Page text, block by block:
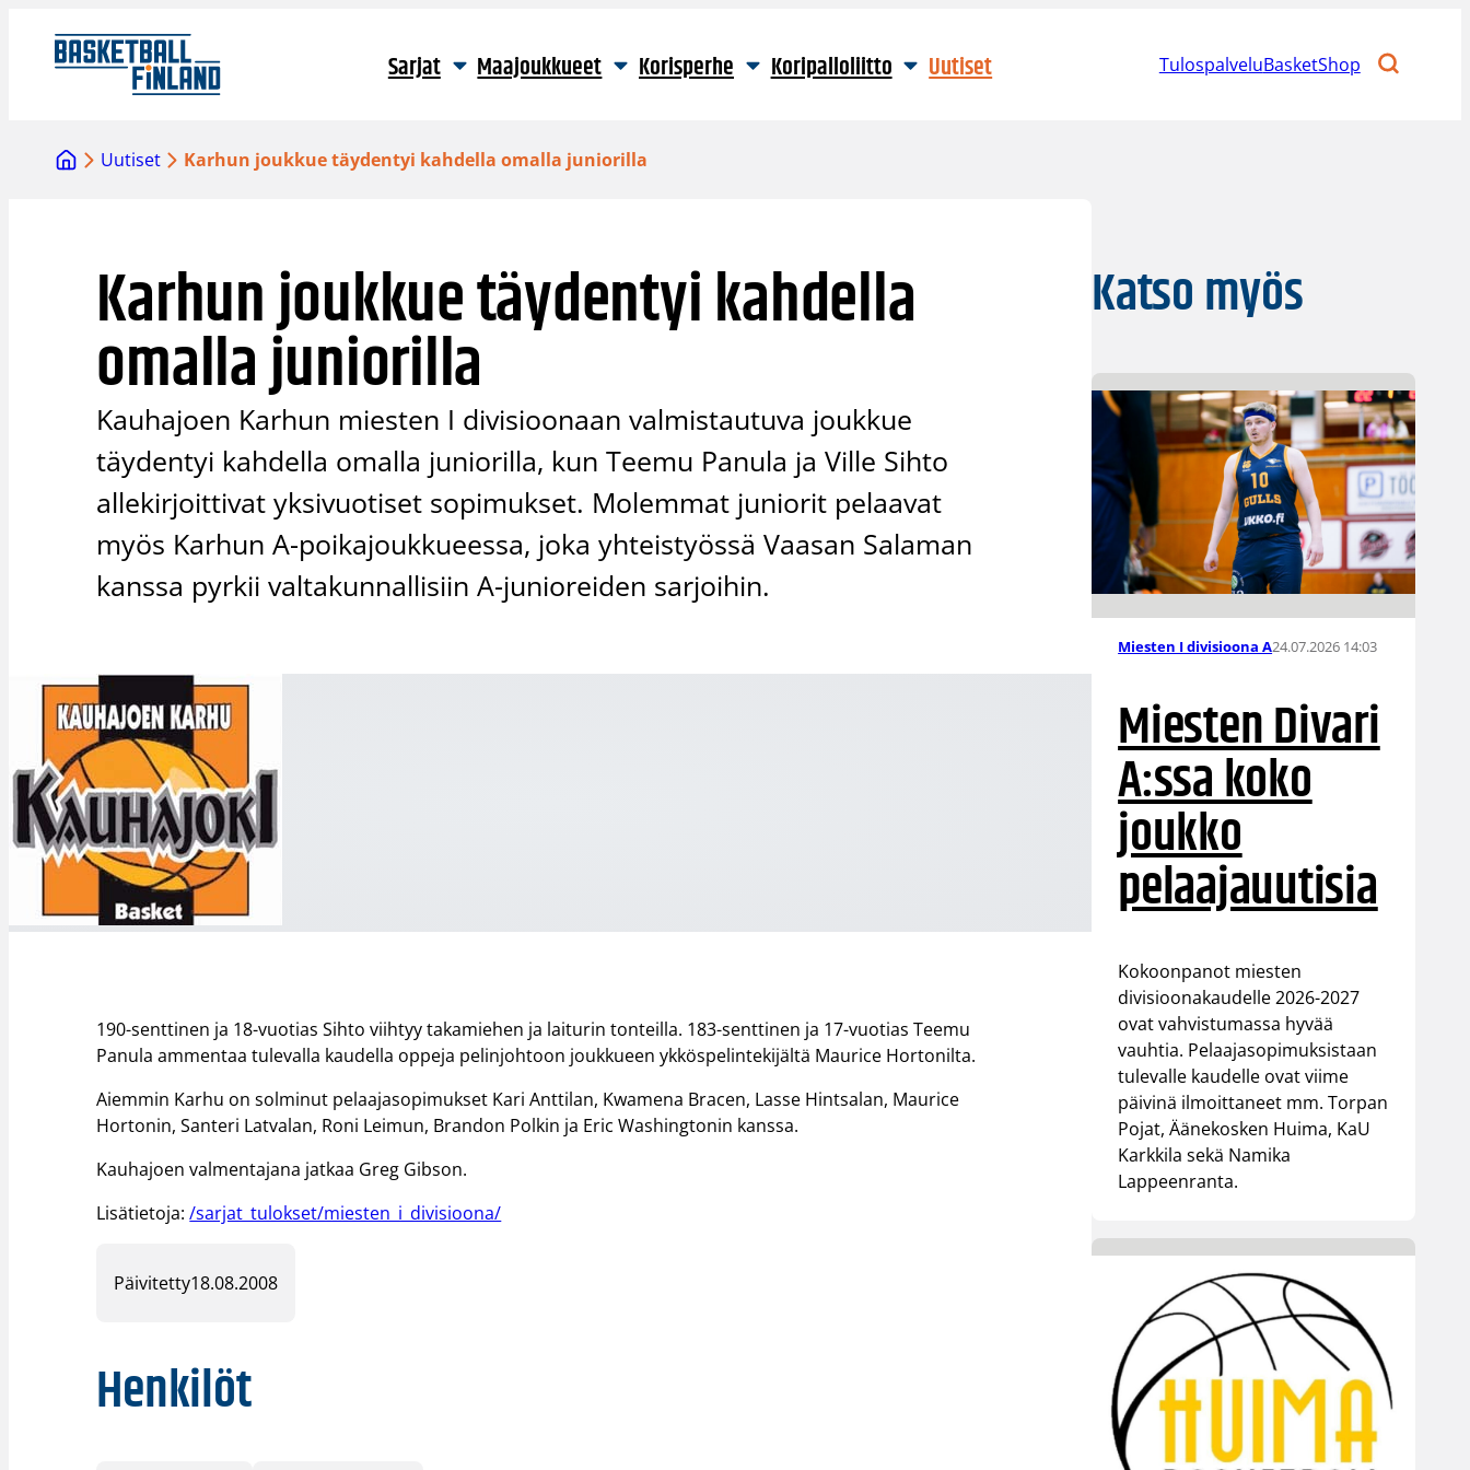
sisältöön
Sarjat Maajoukkueet Korisperhe Koripalloliitto Uutiset TulospalveluBasketShop
Uutiset Karhun joukkue täydentyi kahdella omalla juniorilla
Karhun joukkue täydentyi kahdella
omalla juniorilla
Kauhajoen Karhun miesten I divisioonaan valmistautuva joukkue
täydentyi kahdella omalla juniorilla, kun Teemu Panula ja Ville Sihto
allekirjoittivat yksivuotiset sopimukset. Molemmat juniorit pelaavat
myös Karhun A-poikajoukkueessa, joka yhteistyössä Vaasan Salaman
kanssa pyrkii valtakunnallisiin A-junioreiden sarjoihin.
190-senttinen ja 18-vuotias Sihto viihtyy takamiehen ja laiturin tonteilla. 183-senttinen ja 17-vuotias Teemu
Panula ammentaa tulevalla kaudella oppeja pelinjohtoon joukkueen ykköspelintekijältä Maurice Hortonilta.
Aiemmin Karhu on solminut pelaajasopimukset Kari Anttilan, Kwamena Bracen, Lasse Hintsalan, Maurice
Hortonin, Santeri Latvalan, Roni Leimun, Brandon Polkin ja Eric Washingtonin kanssa.
Kauhajoen valmentajana jatkaa Greg Gibson.
Lisätietoja:/sarjat_tulokset/miesten_i_divisioona/
Päivitetty18.08.2008
Henkilöt
Katso myös
Miesten I divisioona A24.07.2026 14:03
Miesten Divari
A:ssa koko
joukko
pelaajauutisia
Kokoonpanot miesten
divisioonakaudelle 2026-2027
ovat vahvistumassa hyvää
vauhtia. Pelaajasopimuksistaan
tulevalle kaudelle ovat viime
päivinä ilmoittaneet mm. Torpan
Pojat, Äänekosken Huima, KaU
Karkkila sekä Namika
Lappeenranta.